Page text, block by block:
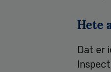
Hete
Dat er